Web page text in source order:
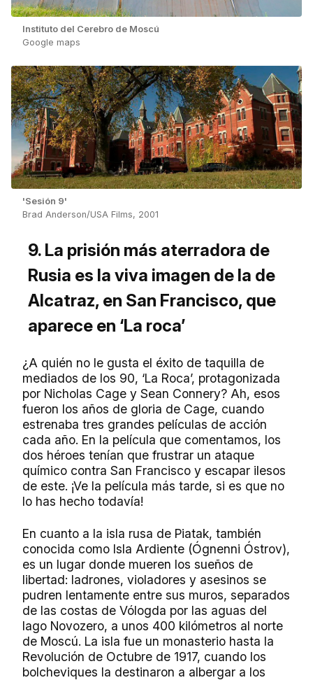
Instituto del Cerebro de Moscú
Google maps
'Sesión 9'
Brad Anderson/USA Films, 2001
9. La prisión más aterradora de
Rusia es la viva imagen de la de
Alcatraz, en San Francisco, que
aparece en ‘La roca’
¿A quién no le gusta el éxito de taquilla de
mediados de los 90, ‘La Roca’, protagonizada
por Nicholas Cage y Sean Connery? Ah, esos
fueron los años de gloria de Cage, cuando
estrenaba tres grandes películas de acción
cada año. En la película que comentamos, los
dos héroes tenían que frustrar un ataque
químico contra San Francisco y escapar ilesos
de este. ¡Ve la película más tarde, si es que no
lo has hecho todavía!
En cuanto a la isla rusa de Piatak, también
conocida como Isla Ardiente (Ógnenni Óstrov),
es un lugar donde mueren los sueños de
libertad: ladrones, violadores y asesinos se
pudren lentamente entre sus muros, separados
de las costas de Vólogda por las aguas del
lago Novozero, a unos 400 kilómetros al norte
de Moscú. La isla fue un monasterio hasta la
Revolución de Octubre de 1917, cuando los
bolcheviques la destinaron a albergar a los